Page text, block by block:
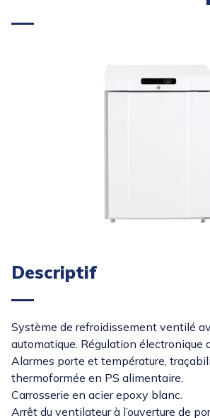
Descriptif
Système de refroidissement ventilé
automatique. Régulation électronique
Alarmes porte et température,
thermoformée en PS alimentaire.
Carrosserie en acier epoxy blanc.
Arrêt du ventilateur à l’ouverture de